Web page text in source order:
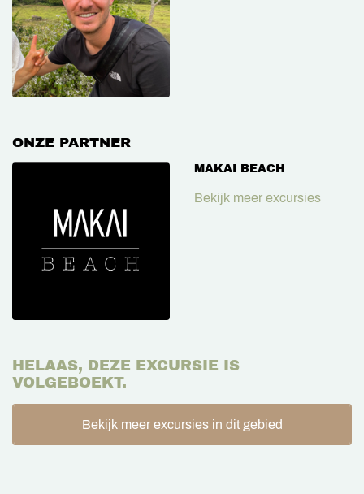
ONZE PARTNER
MAKAI BEACH
Bekijk meer excursies
HELAAS, DEZE EXCURSIE IS
VOLGEBOEKT.
Bekijk meer excursies in dit gebied